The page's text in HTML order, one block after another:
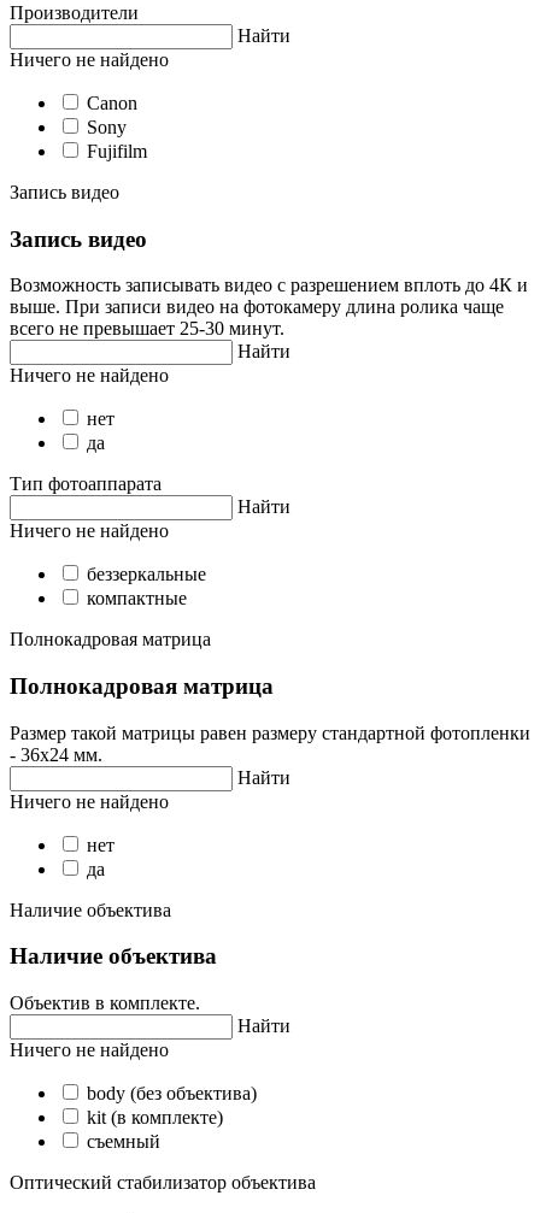
Производители
Найти
Ничего не найдено
Canon
Sony
Fujifilm
Запись видео
Запись видео
Возможность записывать видео с разрешением вплоть до 4К и
выше. При записи видео на фотокамеру длина ролика чаще
всего не превышает 25-30 минут.
Найти
Ничего не найдено
нет
да
Тип фотоаппарата
Найти
Ничего не найдено
беззеркальные
компактные
Полнокадровая матрица
Полнокадровая матрица
Размер такой матрицы равен размеру стандартной фотопленки
- 36х24 мм.
Найти
Ничего не найдено
нет
да
Наличие объектива
Наличие объектива
Объектив в комплекте.
Найти
Ничего не найдено
body (без объектива)
kit (в комплекте)
съемный
Оптический стабилизатор объектива